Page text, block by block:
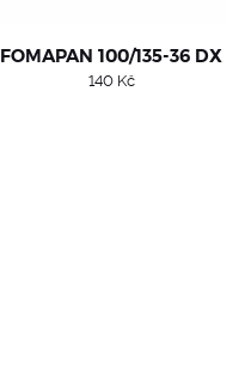
FOMAPAN 100/135-36 DX
140 Kč